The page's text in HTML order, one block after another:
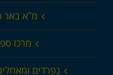
מ"א באר
מרכז
נפרדים